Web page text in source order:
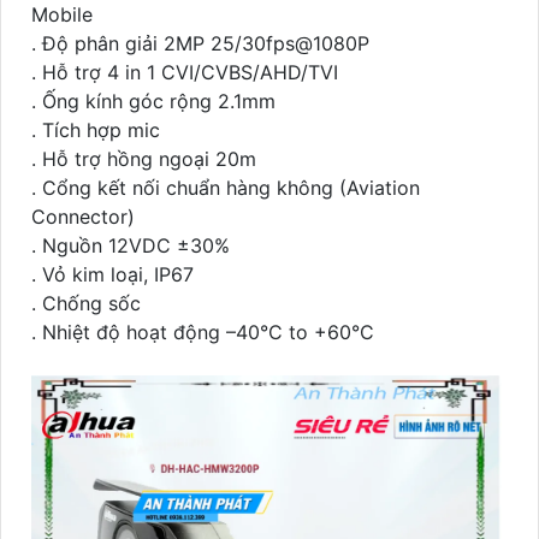
Mobile
. Độ phân giải 2MP 25/30fps@1080P
. Hỗ trợ 4 in 1 CVI/CVBS/AHD/TVI
. Ống kính góc rộng 2.1mm
. Tích hợp mic
. Hỗ trợ hồng ngoại 20m
. Cổng kết nối chuẩn hàng không (Aviation
Connector)
. Nguồn 12VDC ±30%
. Vỏ kim loại, IP67
. Chống sốc
. Nhiệt độ hoạt động –40°C to +60°C